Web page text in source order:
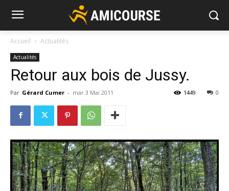
Accueil Actualités
Actualités
Retour aux bois de Jussy.
Par Gérard Cumer - mar 3 Mai 2011 0
1449